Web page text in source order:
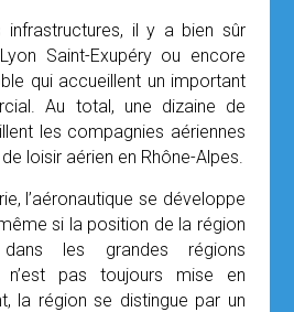
infrastructures, il y a bien sûr
Saint-Exupéry ou encore
qui accueillent un important
Au total, une dizaine de
les compagnies aériennes
loisir aérien en Rhône-Alpes.
l’aéronautique se développe
si la position de la région
dans les grandes régions
n’est pas toujours mise en
la région se distingue par un